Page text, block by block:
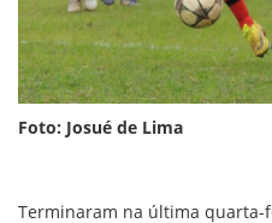
Foto: Josué de Lima
Terminaram na última quarta-